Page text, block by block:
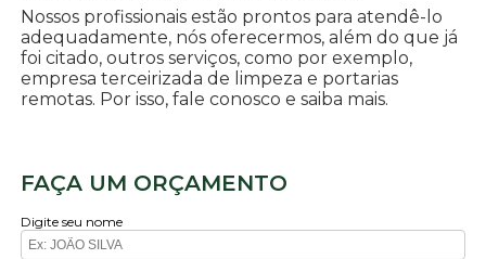
Nossos profissionais estão prontos para atendê-lo
adequadamente, nós oferecermos, além do que já
foi citado, outros serviços, como por exemplo,
empresa terceirizada de limpeza e portarias
remotas. Por isso, fale conosco e saiba mais.
FAÇA UM ORÇAMENTO
Digite seu nome